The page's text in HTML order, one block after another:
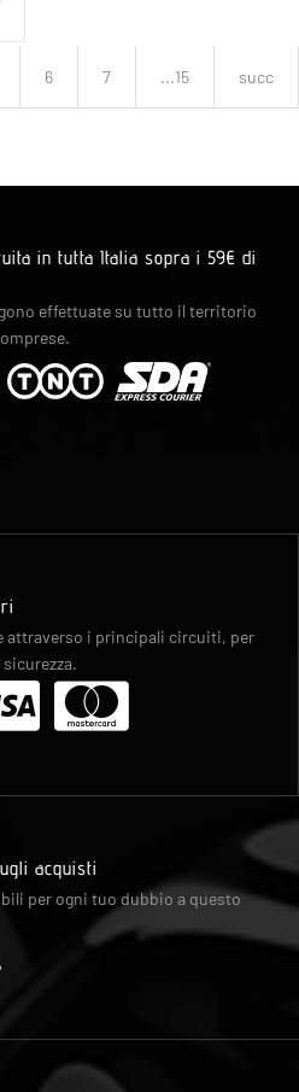
6 7 ...15 succ
in tutta Italia sopra i 59€ di
effettuate su tutto il territorio
attraverso i principali circuiti, per
acquisti
per ogni tuo dubbio a questo